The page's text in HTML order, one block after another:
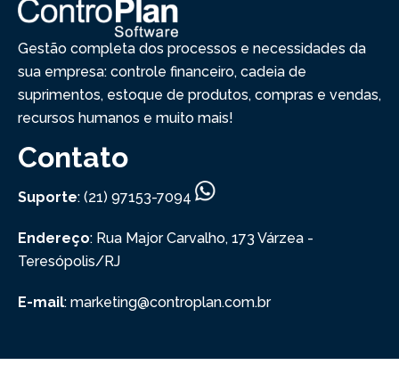
Gestão completa dos processos e necessidades da
sua empresa: controle financeiro, cadeia de
suprimentos, estoque de produtos, compras e vendas,
recursos humanos e muito mais!
Contato
Suporte: (21) 97153-7094
Endereço: Rua Major Carvalho, 173 Várzea -
Teresópolis/RJ
E-mail: marketing@controplan.com.br